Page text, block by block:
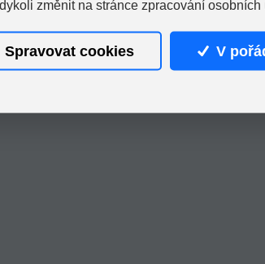
změnit na stránce zpracování osobních
Spravovat cookies V